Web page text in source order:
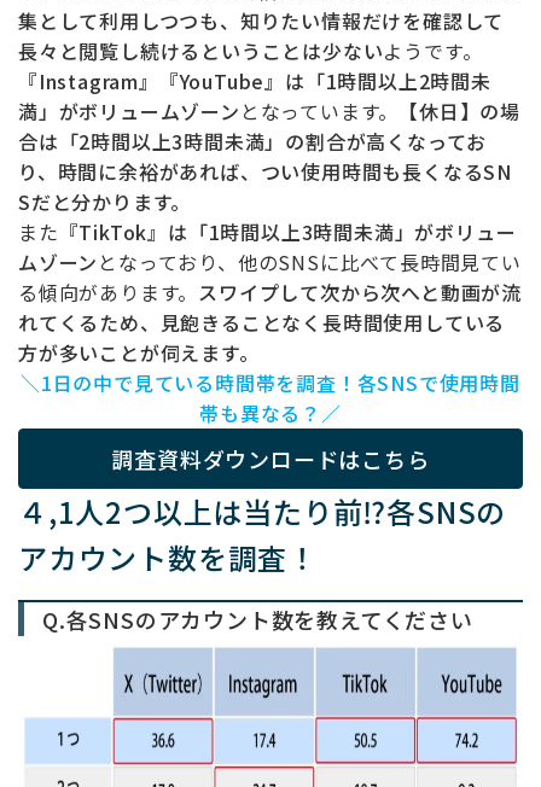
集として利用しつつも、知りたい情報だけを確認して
長々と閲覧し続けるということは少ないようです。
『Instagram』『YouTube』は「1時間以上2時間未
満」がボリュームゾーン となっています。
【休日】の場
合は「2時間以上3時間未満」の割合が高くなってお
り、時間に余裕があれば、つい使用時間も長くなるSN
Sだと分かります。
また 『TikTok』は「1時間以上3時間未満」がボリュー
ムゾーン となっており、他のSNSに比べて長時間見てい
る傾向があります。 スワイプして次から次へと動画が流
れてくるため、見飽きることなく長時間使用している
方が多いことが伺えます。
＼1日の中で見ている時間帯を調査！各SNSで使用時間
帯も異なる？／
調査資料ダウンロードはこちら
４,1人2つ以上は当たり前⁉各SNSの
アカウント数を調査！
Q.各SNSのアカウント数を教えてください